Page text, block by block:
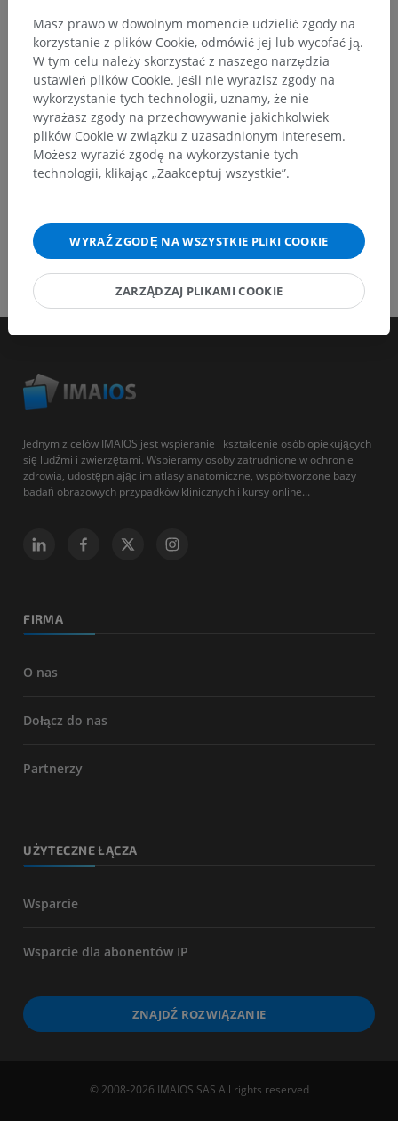
Zgłoś problem
POBIERZ APLIKACJĘ
Jednym z celów IMAIOS jest wspieranie i kształcenie osób opiekujących
się ludźmi i zwierzętami. Wspieramy osoby zatrudnione w ochronie
zdrowia, udostępniając im atlasy anatomiczne, współtworzone bazy
badań obrazowych przypadków klinicznych i kursy online...
FIRMA
O nas
Dołącz do nas
Partnerzy
UŻYTECZNE ŁĄCZA
Wsparcie
Wsparcie dla abonentów IP
ZNAJDŹ ROZWIĄZANIE
© 2008-2026 IMAIOS SAS All rights reserved
Masz prawo w dowolnym momencie udzielić zgody na
korzystanie z plików Cookie, odmówić jej lub wycofać ją.
W tym celu należy skorzystać z naszego narzędzia
ustawień plików Cookie. Jeśli nie wyrazisz zgody na
wykorzystanie tych technologii, uznamy, że nie
wyrażasz zgody na przechowywanie jakichkolwiek
plików Cookie w związku z uzasadnionym interesem.
Możesz wyrazić zgodę na wykorzystanie tych
technologii, klikając „Zaakceptuj wszystkie”.
WYRAŹ ZGODĘ NA WSZYSTKIE PLIKI COOKIE
ZARZĄDZAJ PLIKAMI COOKIE